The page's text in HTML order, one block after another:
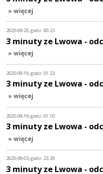
» więcej
2025-09-25, godz. 00:23
3 minuty ze Lwowa -
» więcej
2025-09-19, godz. 01:23
3 minuty ze Lwowa -
» więcej
2025-09-19, godz. 01:10
3 minuty ze Lwowa -
» więcej
2025-09-03, godz. 23:29
3 minuty ze Lwowa -